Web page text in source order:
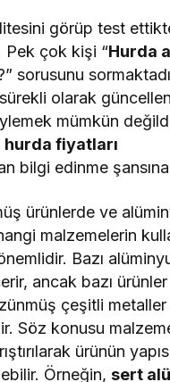
görüp test
Pek çok kişi “Hurda
sorusunu
olarak
mümkün
hurda fiyatları
bilgi edinme
ürünlerde ve
malzemelerin
Bazı
ancak bazı ürünler
çeşitli
Söz konusu
ürünün
Örneğin,sert